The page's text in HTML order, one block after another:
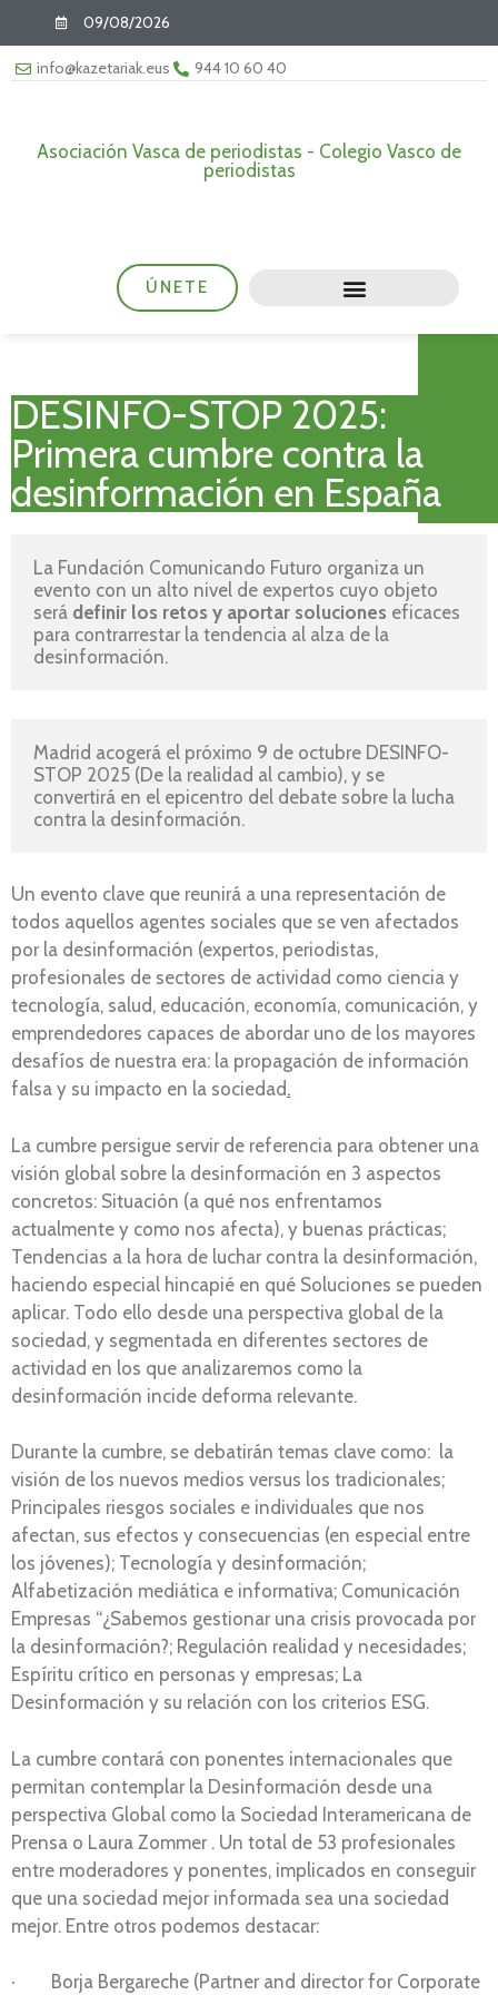
09/08/2026
info@kazetariak.eus 944 10 60 40
Asociación Vasca de periodistas - Colegio Vasco de
periodistas
ÚNETE
DESINFO-STOP 2025:
Primera cumbre contra la
desinformación en España
La Fundación Comunicando Futuro organiza un
evento con un alto nivel de expertos cuyo objeto
será definir los retos y aportar soluciones eficaces
para contrarrestar la tendencia al alza de la
desinformación.
Madrid acogerá el próximo 9 de octubre DESINFO-
STOP 2025 (De la realidad al cambio), y se
convertirá en el epicentro del debate sobre la lucha
contra la desinformación.
Un evento clave que reunirá a una representación de
todos aquellos agentes sociales que se ven afectados
por la desinformación (expertos, periodistas,
profesionales de sectores de actividad como ciencia y
tecnología, salud, educación, economía, comunicación, y
emprendedores capaces de abordar uno de los mayores
desafíos de nuestra era: la propagación de información
falsa y su impacto en la sociedad.
La cumbre persigue servir de referencia para obtener una
visión global sobre la desinformación en 3 aspectos
concretos: Situación (a qué nos enfrentamos
actualmente y como nos afecta), y buenas prácticas;
Tendencias a la hora de luchar contra la desinformación,
haciendo especial hincapié en qué Soluciones se pueden
aplicar. Todo ello desde una perspectiva global de la
sociedad, y segmentada en diferentes sectores de
actividad en los que analizaremos como la
desinformación incide deforma relevante.
Durante la cumbre, se debatirán temas clave como: la
visión de los nuevos medios versus los tradicionales;
Principales riesgos sociales e individuales que nos
afectan, sus efectos y consecuencias (en especial entre
los jóvenes); Tecnología y desinformación;
Alfabetización mediática e informativa; Comunicación
Empresas “¿Sabemos gestionar una crisis provocada por
la desinformación?; Regulación realidad y necesidades;
Espíritu crítico en personas y empresas; La
Desinformación y su relación con los criterios ESG.
La cumbre contará con ponentes internacionales que
permitan contemplar la Desinformación desde una
perspectiva Global como la Sociedad Interamericana de
Prensa o Laura Zommer . Un total de 53 profesionales
entre moderadores y ponentes, implicados en conseguir
que una sociedad mejor informada sea una sociedad
mejor. Entre otros podemos destacar:
· Borja Bergareche (Partner and director for Corporate